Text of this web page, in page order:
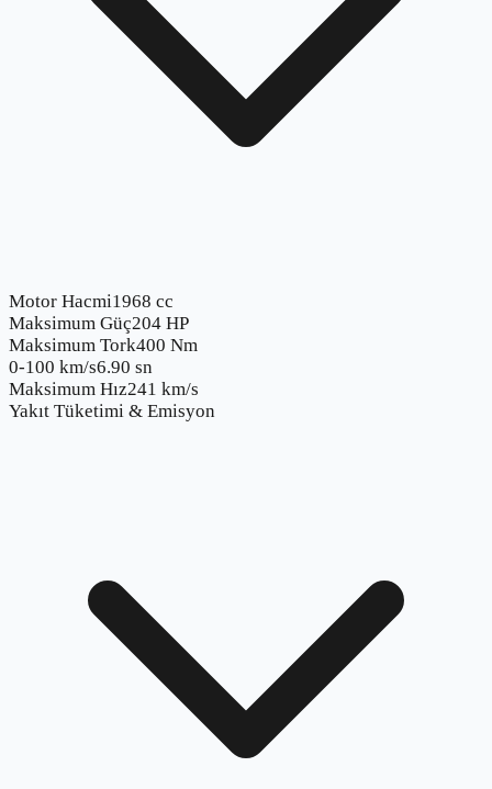
Motor Hacmi1968 cc
Maksimum Güç204 HP
Maksimum Tork400 Nm
0-100 km/s6.90 sn
Maksimum Hız241 km/s
Yakıt Tüketimi & Emisyon